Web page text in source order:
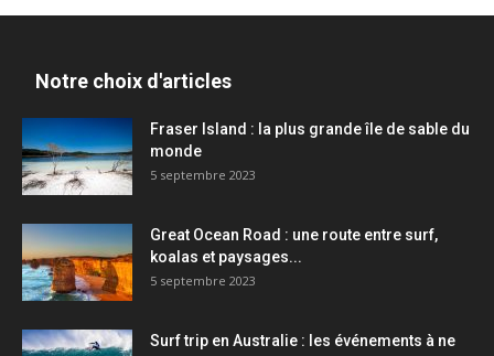
Notre choix d'articles
Fraser Island : la plus grande île de sable du
monde
5 septembre 2023
Great Ocean Road : une route entre surf,
koalas et paysages...
5 septembre 2023
Surf trip en Australie : les événements à ne